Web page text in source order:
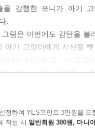
을 감행한 포니가 아기
.
림은 이번에도 감탄을
아기 고양이에게 시선을
고장 난 추운 날에도 서
아내 더욱더 따뜻해진 고
정하여 YES포인트 3만원을 드
작성 시 일반회원 300원, 마니